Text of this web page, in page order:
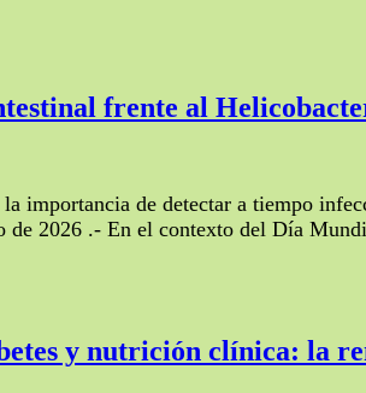
frente al
la importancia de detectar a tiempo
de 2026 .- En el contexto del Día
y nutrición clínica: la